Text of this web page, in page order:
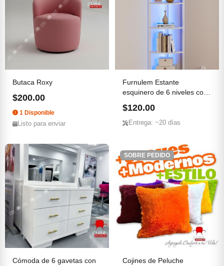
Butaca Roxy
$200.00
1 Disponible
Listo para enviar
Furnulem Estante
esquinero de 6 niveles con
$120.00
Entrega: ~20 días
Cómoda de 6 gavetas con
SOBRE PEDIDO
Cojines de Peluche